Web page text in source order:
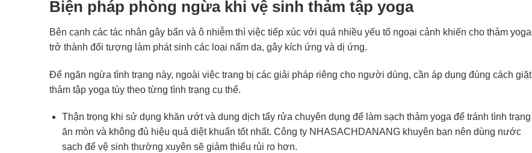
Biện pháp phòng ngừa khi vệ sinh thảm tập yoga
Bên cạnh các tác nhân gây bẩn và ô nhiễm thì việc tiếp xúc với quá nhiều yếu tố ngoại cảnh khiến cho thảm yoga
trở thành đối tượng làm phát sinh các loại nấm da, gây kích ứng và dị ứng.
Để ngăn ngừa tình trạng này, ngoài việc trang bị các giải pháp riêng cho người dùng, cần áp dụng đúng cách giặt
thảm tập yoga tùy theo từng tình trạng cụ thể.
Thận trọng khi sử dụng khăn ướt và dung dịch tẩy rửa chuyên dụng để làm sạch thảm yoga để tránh tình trạng
ăn mòn và không đủ hiệu quả diệt khuẩn tốt nhất. Công ty NHASACHDANANG khuyên bạn nên dùng nước
sạch để vệ sinh thường xuyên sẽ giảm thiểu rủi ro hơn.